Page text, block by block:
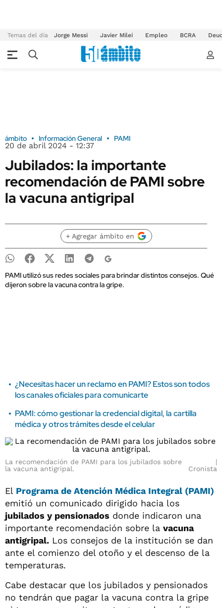
Temas del día Jorge Messi Javier Milei Empleo BCRA
ámbito Información General PAMI
20 de abril 2024 - 12:37
Jubilados: la importante
recomendación de PAMI sobre
la vacuna antigripal
+ Agregar ámbito en
PAMI utilizó sus redes sociales para brindar distintos consejos. Qué
dijeron sobre la vacuna contra la gripe.
¿Necesitas hacer un reclamo en PAMI? Estos son todos
los canales oficiales para comunicarte
PAMI: cómo gestionar la credencial digital, la cartilla
médica y otros trámites desde el celular
La recomendación de PAMI para los jubilados sobre
la vacuna antigripal.
Cronista
El Programa de Atención Médica Integral (PAMI)
emitió un comunicado dirigido hacia los
jubilados y pensionados donde indicaron una
importante recomendación sobre la vacuna
antigripal. Los consejos de la institución se dan
ante el comienzo del otoño y el descenso de la
temperaturas.
Cabe destacar que los jubilados y pensionados
no tendrán que pagar la vacuna contra la gripe